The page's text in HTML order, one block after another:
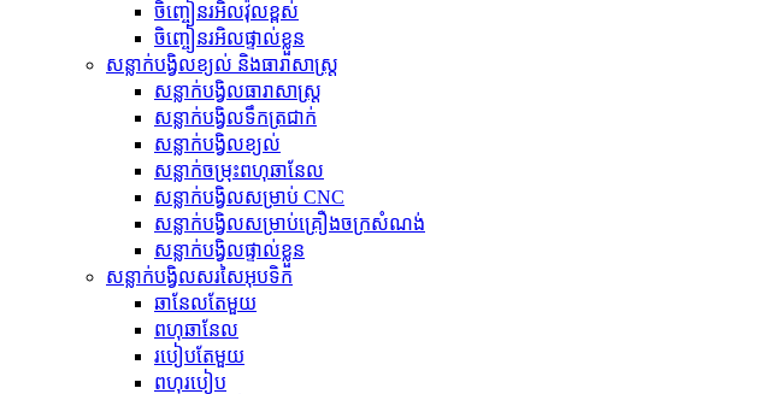
ចិញ្ចៀនរអិលវ៉ុលខ្ពស់
ចិញ្ចៀនរអិលផ្ទាល់ខ្លួន
សន្លាក់បង្វិលខ្យល់ និងធារាសាស្ត្រ
សន្លាក់បង្វិលធារាសាស្ត្រ
សន្លាក់បង្វិលទឹកត្រជាក់
សន្លាក់បង្វិលខ្យល់
សន្លាក់ចម្រុះពហុឆានែល
សន្លាក់បង្វិលសម្រាប់ CNC
សន្លាក់បង្វិលសម្រាប់គ្រឿងចក្រសំណង់
សន្លាក់បង្វិលផ្ទាល់ខ្លួន
សន្លាក់បង្វិលសរសៃអុបទិក
ឆានែលតែមួយ
ពហុឆានែល
របៀបតែមួយ
ពហុរបៀប